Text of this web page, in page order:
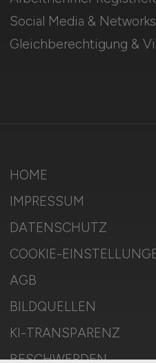
Social Media & Networks
Gleichberechtigung &
HOME
IMPRESSUM
DATENSCHUTZ
COOKIE-
AGB
BILDQUELLEN
KI-TRANSPARENZ
BESCHWERDEN